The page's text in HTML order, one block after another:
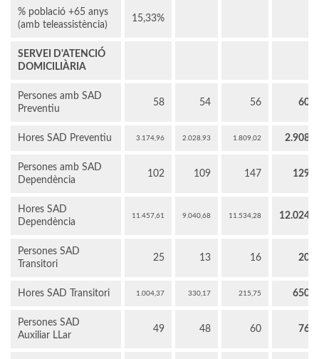
% població +65 anys
(amb teleassistència)
15,33%
SERVEI D'ATENCIÓ
DOMICILIÀRIA
Persones amb SAD
Preventiu
58 54 56 60
Hores SAD Preventiu 3.174,96 2.028,93 1.809,02 2.908
Persones amb SAD
Dependència
102 109 147 129
Hores SAD
Dependència
11.457,61 9.040,68 11.534,28 12.024
Persones SAD
Transitori
25 13 16 20
Hores SAD Transitori 1.004,37 330,17 215,75 650
Persones SAD
Auxiliar LLar
49 48 60 76